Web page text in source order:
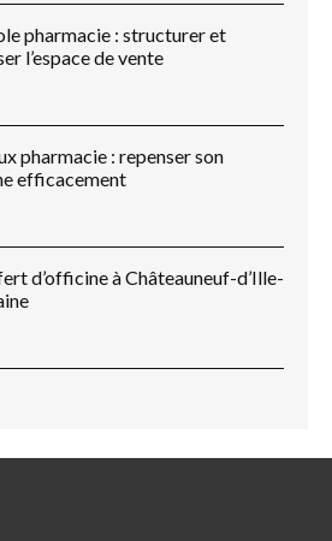
pharmacie : structurer et
l’espace de vente
pharmacie : repenser son
efficacement
d’officine à Châteauneuf-d’Ille-